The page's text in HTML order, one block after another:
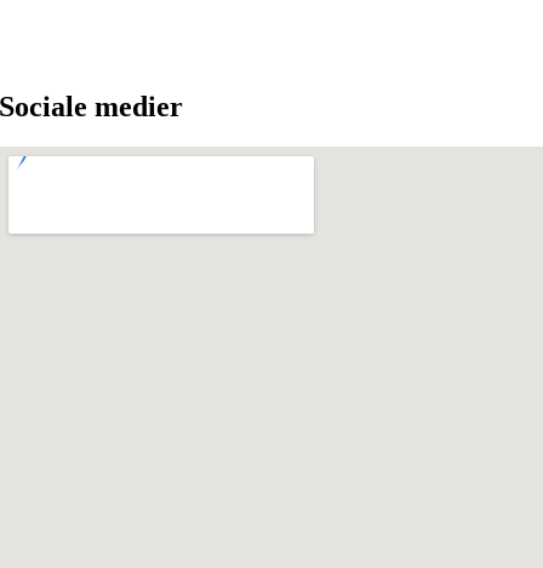
Sociale medier